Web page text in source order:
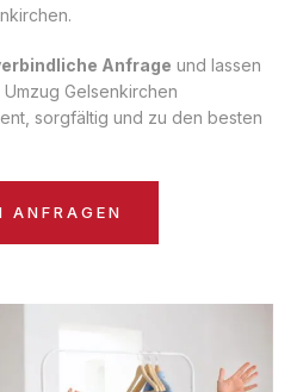
Anfrage und lassen
Gelsenkirchen
sorgfältig und zu den besten
ANFRAGEN